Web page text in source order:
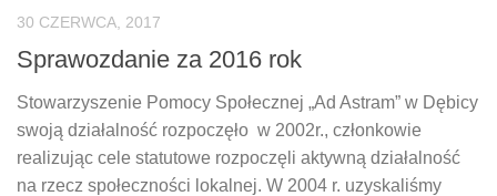
30 CZERWCA, 2017
Sprawozdanie za 2016 rok
Stowarzyszenie Pomocy Społecznej „Ad Astram” w Dębicy
swoją działalność rozpoczęło w 2002r., członkowie
realizując cele statutowe rozpoczęli aktywną działalność
na rzecz społeczności lokalnej. W 2004 r. uzyskaliśmy